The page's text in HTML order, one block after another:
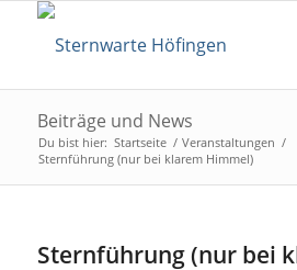
Beiträge und News
Du bist hier: Startseite / Veranstaltungen /
Sternführung (nur bei klarem Himmel)
Sternführung (nur bei